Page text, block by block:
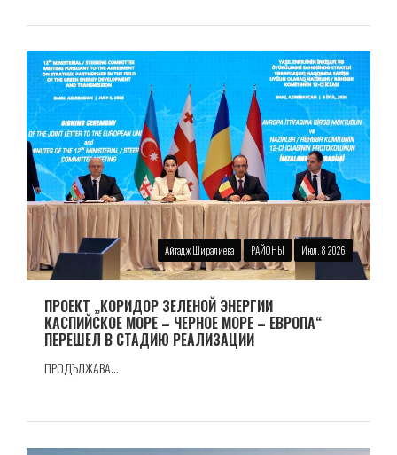
Айтадж Ширалиева РАЙОНЫ Июл. 8 2026
ПРОЕКТ „КОРИДОР ЗЕЛЕНОЙ ЭНЕРГИИ
КАСПИЙСКОЕ МОРЕ – ЧЕРНОЕ МОРЕ – ЕВРОПА“
ПЕРЕШЕЛ В СТАДИЮ РЕАЛИЗАЦИИ
ПРОДЪЛЖАВА...